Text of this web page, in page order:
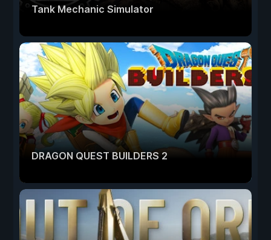
Tank Mechanic Simulator
DRAGON QUEST BUILDERS 2